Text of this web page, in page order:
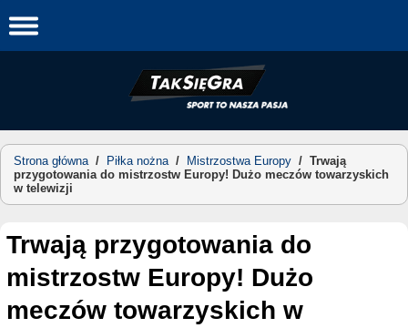
to
Strona główna/ Piłka nożna/ Mistrzostwa Europy / Trwają
przygotowania do mistrzostw Europy! Dużo meczów towarzyskich
w telewizji
Trwają przygotowania do
mistrzostw Europy! Dużo
meczów towarzyskich w